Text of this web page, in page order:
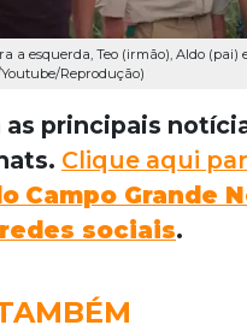
a esquerda, Teo (irmão), Aldo (pai)
Reprodução)
as principais
Clique aqui
Campo Grande
redes sociais.